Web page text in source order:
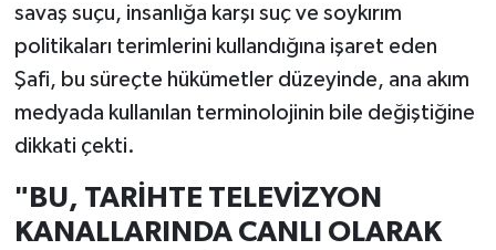
savaş suçu, insanlığa karşı suç ve soykırım
politikaları terimlerini kullandığına işaret eden
Şafi, bu süreçte hükümetler düzeyinde, ana akım
medyada kullanılan terminolojinin bile değiştiğine
dikkati çekti.
"BU, TARİHTE TELEVİZYON
KANALLARINDA CANLI OLARAK